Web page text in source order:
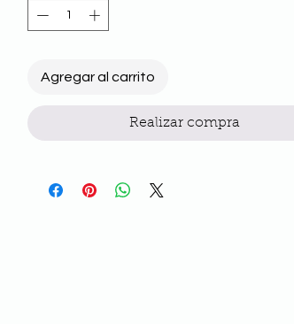
Agregar al carrito
Realizar compra